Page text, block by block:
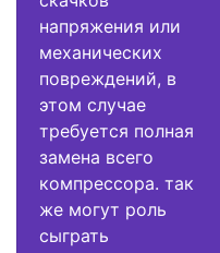
напряжения или
механических
повреждений, в
этом случае
требуется полная
замена всего
компрессора. так
же могут роль
сыграть